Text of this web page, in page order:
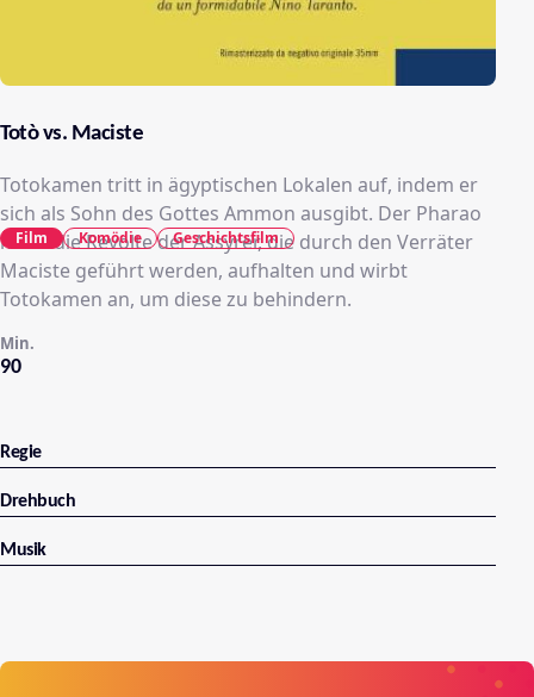
Totò vs. Maciste
Totokamen tritt in ägyptischen Lokalen auf, indem er
sich als Sohn des Gottes Ammon ausgibt. Der Pharao
muss die Revolte der Assyrer, die durch den Verräter
Maciste geführt werden, aufhalten und wirbt
Totokamen an, um diese zu behindern.
90
Min.
Film Komödie Geschichtsfilm
Regie
Drehbuch
Musik